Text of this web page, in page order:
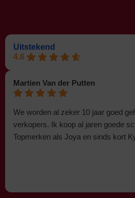
Uitstekend
4.6
Martien Van der Putten
We worden al zeker 10 jaar goed
verkopers. Ik koop al jaren goede
Topmerken als Joya en sinds kort